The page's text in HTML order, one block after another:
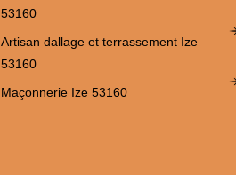
53160
Artisan dallage et terrassement Ize
53160
Maçonnerie Ize 53160